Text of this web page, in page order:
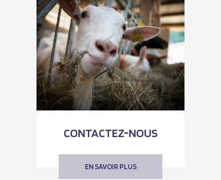
CONTACTEZ-NOUS
EN SAVOIR PLUS